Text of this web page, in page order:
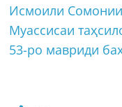
Исмоили
Муассисаи
53-ро мавриди